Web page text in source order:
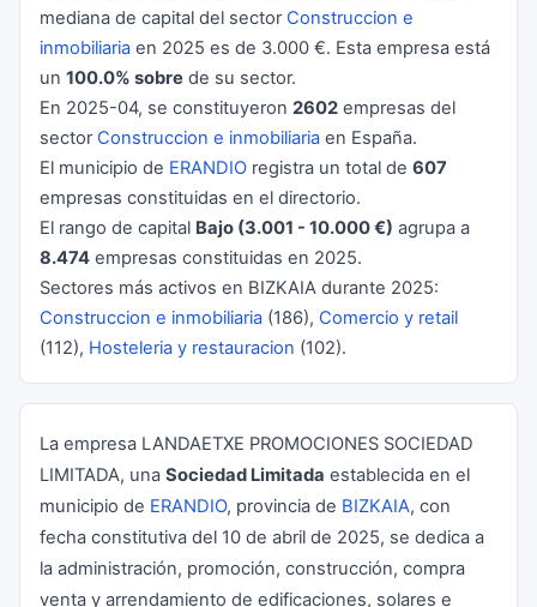
mediana de capital del sector Construccion e
inmobiliaria en 2025 es de 3.000 €. Esta empresa está
un 100.0% sobre de su sector.
En 2025-04, se constituyeron 2602 empresas del
sector Construccion e inmobiliaria en España.
El municipio de ERANDIO registra un total de 607
empresas constituidas en el directorio.
El rango de capital Bajo (3.001 - 10.000 €) agrupa a
8.474 empresas constituidas en 2025.
Sectores más activos en BIZKAIA durante 2025:
Construccion e inmobiliaria (186), Comercio y retail
(112), Hosteleria y restauracion (102).
La empresa LANDAETXE PROMOCIONES SOCIEDAD
LIMITADA, una Sociedad Limitada establecida en el
municipio de ERANDIO, provincia de BIZKAIA, con
fecha constitutiva del 10 de abril de 2025, se dedica a
la administración, promoción, construcción, compra
venta y arrendamiento de edificaciones, solares e